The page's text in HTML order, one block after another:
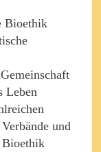
Leben
und
Bioethik